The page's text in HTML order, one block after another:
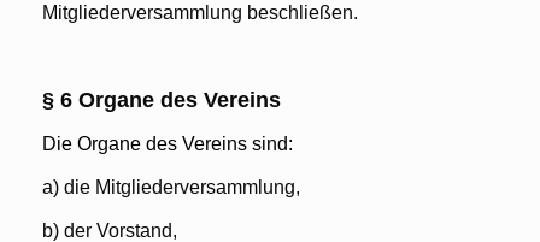
Mitgliederversammlung beschließen.
§ 6 Organe des Vereins
Die Organe des Vereins sind:
a) die Mitgliederversammlung,
b) der Vorstand,